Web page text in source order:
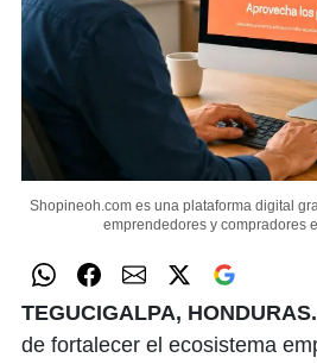
Shopineoh.com es una plataforma digital
emprendedores y compradores
TEGUCIGALPA,
de fortalecer el ecosistema